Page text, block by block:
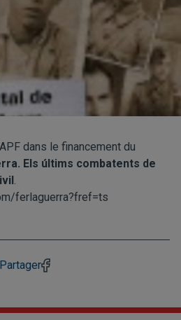
dans le financement du
Els últims combatents de
.
ferlaguerra?fref=ts
Partager